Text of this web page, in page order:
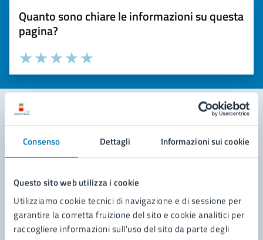
Consenso Dettagli Informazioni sui cookie
Questo sito web utilizza i cookie
Utilizziamo cookie tecnici di navigazione e di sessione per
garantire la corretta fruizione del sito e cookie analitici per
raccogliere informazioni sull'uso del sito da parte degli
Quanto sono chiare le informazioni su questa
pagina?
Valuta la chiarezza delle informazioni (da 1 a 5 stelle)
Seleziona il numero di stelle per valutare la chiarezza delle
Valuta 5 stelle su 5
Valuta 4 stelle su 5
Valuta 3 stelle su 5
Valuta 2 stelle su 5
Valuta 1 stelle su 5
Contatta il comune
Leggi le domande frequenti
Richiedi assistenza
Prenota appuntamento